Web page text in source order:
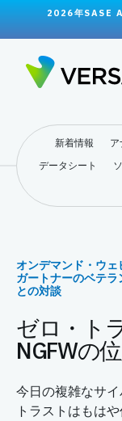
2026年SASE
新着情報 ア
データシート
オンデマンド・ウェ
ガートナーのベテ
との対談
ゼロ・ト
NGFWの
今日の複雑なサ
トラストはもは